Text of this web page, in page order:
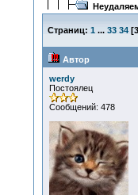
Страниц: 1 ... 33 34[
Автор
werdy
Постоялец
Сообщений: 478